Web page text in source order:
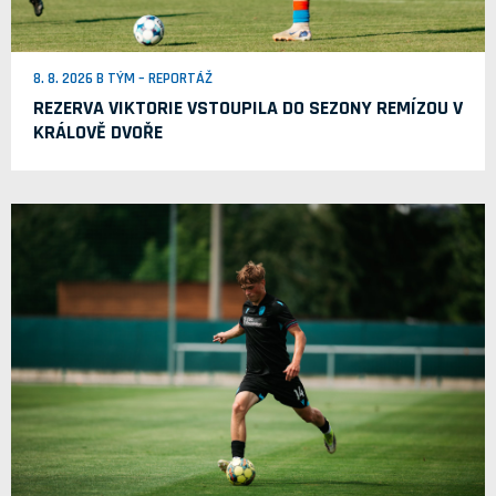
8. 8. 2026 B TÝM – REPORTÁŽ
REZERVA VIKTORIE VSTOUPILA DO SEZONY REMÍZOU V
KRÁLOVĚ DVOŘE